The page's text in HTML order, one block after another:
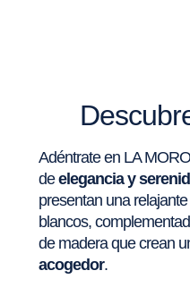
Adéntrate en LA
deelegancia y
presentan una
blancos,
de madera que crean
acogedor.